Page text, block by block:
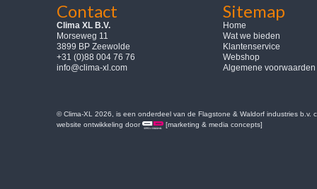
Contact
Clima XL B.V.
Morseweg 11
3899 BP Zeewolde
+31 (0)88 004 76 76
info@clima-xl.com
Sitemap
Home
Wat we bieden
Klantenservice
Webshop
Algemene voorwaarden
© Clima-XL 2026, is een onderdeel van de Flagstone & Waldorf industries b.v.
website ontwikkeling door
[marketing & media concepts]